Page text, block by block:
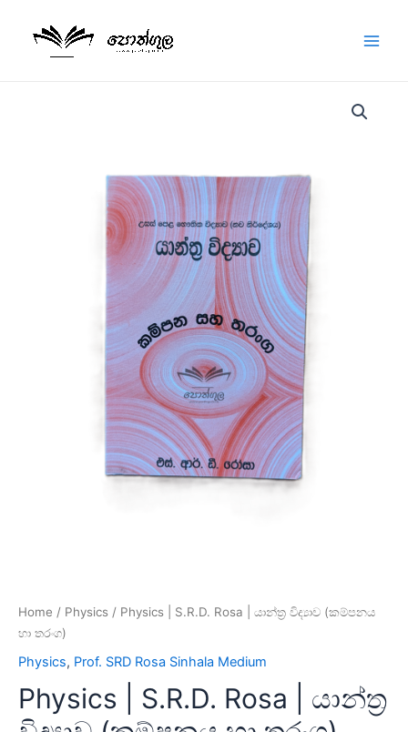
Home / Physics / Physics | S.R.D. Rosa | යාන්ත්‍ර විද්‍යාව (කම්පනය
හා තරංග)
Physics, Prof. SRD Rosa Sinhala Medium
Physics | S.R.D. Rosa | යාන්ත්‍ර